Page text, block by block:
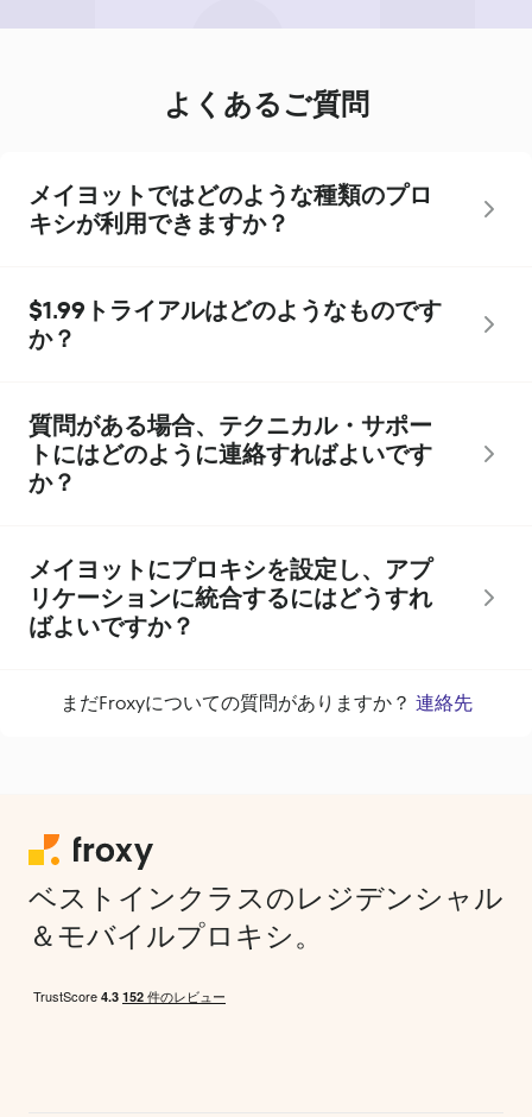
よくあるご質問
メイヨットではどのような種類のプロ
キシが利用できますか？
$1.99トライアルはどのようなものです
か？
質問がある場合、テクニカル・サポー
トにはどのように連絡すればよいです
か？
メイヨットにプロキシを設定し、アプ
リケーションに統合するにはどうすれ
ばよいですか？
まだFroxyについての質問がありますか？ 連絡先
ベストインクラスのレジデンシャル
＆モバイルプロキシ。